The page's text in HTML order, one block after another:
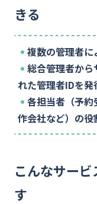
ご利用の流れ
きる
複数の管理者
総合管理者か
れた管理者IDを発
各担当者（予約
作会社など）の
こんなサー
す